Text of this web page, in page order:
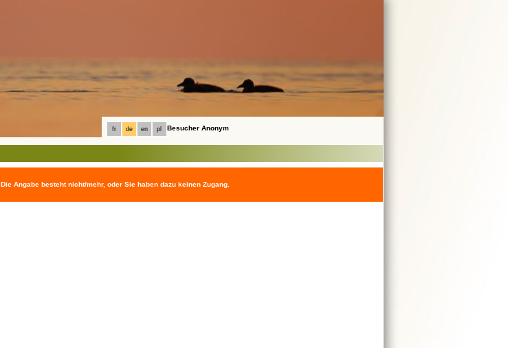
fr de en pl Besucher Anonym
Die Angabe besteht nicht/mehr, oder Sie haben dazu keinen Zugang.